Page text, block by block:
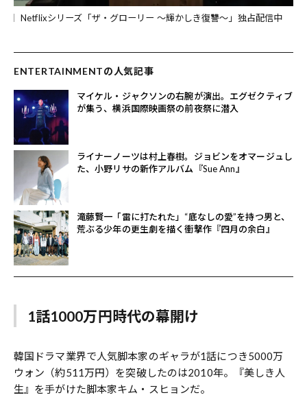
Netflixシリーズ「ザ・グローリー ～輝かしき復讐～」独占配信中
ENTERTAINMENTの人気記事
マイケル・ジャクソンの右腕が演出。エグゼクティブ
が集う、横浜国際映画祭の前夜祭に潜入
ライナーノーツは村上春樹。ジョビンをオマージュし
た、小野リサの新作アルバム『Sue Ann』
滝藤賢一「雷に打たれた」“底なしの愛”を持つ男と、
荒ぶる少年の更生劇を描く衝撃作『四月の余白』
1話1000万円時代の幕開け
韓国ドラマ業界で人気脚本家のギャラが1話につき5000万
ウォン（約511万円）を突破したのは2010年。『美しき人
生』を手がけた脚本家キム・スヒョンだ。